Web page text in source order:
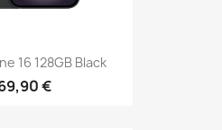
16 128GB Black
€